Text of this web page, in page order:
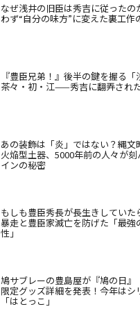
なぜ浅井の旧臣は秀吉に従ったの
わず“自分の味方”に変えた裏工作
『豊臣兄弟！』後半の鍵を握る「
茶々・初・江——秀吉に翻弄され
あの装飾は「炎」ではない？縄文
火焔型土器、5000年前の人々が
インの秘密
もしも豊臣秀長が長生きしてい
暴走と豊臣家滅亡を防げた「最強
性」
鳩サブレーの豊島屋が『鳩の日』
限定グッズ詳細を発表！今年はシ
「はとっこ」